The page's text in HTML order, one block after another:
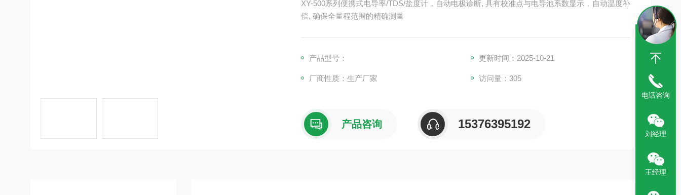
XY-500系列便携式电导率/TDS/盐度计，自动电极诊断, 具有校准点与电导池系数显示，自动温度补
偿, 确保全量程范围的精确测量
产品型号： 更新时间：2025-10-21
厂商性质：生产厂家 访问量：305
产品咨询 15376395192
电话咨询
刘经理
王经理